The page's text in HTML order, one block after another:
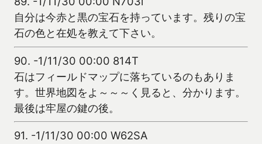
自分は今赤と黒の宝石を持っています。残りの宝
石の色と在処を教えて下さい。
90. -1/11/30 00:00 814T
石はフィールドマップに落ちているのもありま
す。世界地図をよ～～～く見ると、分かります。
最後は牢屋の鍵の後。
91. -1/11/30 00:00 W62SA